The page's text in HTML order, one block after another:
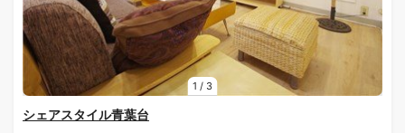
1 / 3
シェアスタイル青葉台